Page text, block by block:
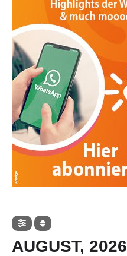
AUGUST, 2026